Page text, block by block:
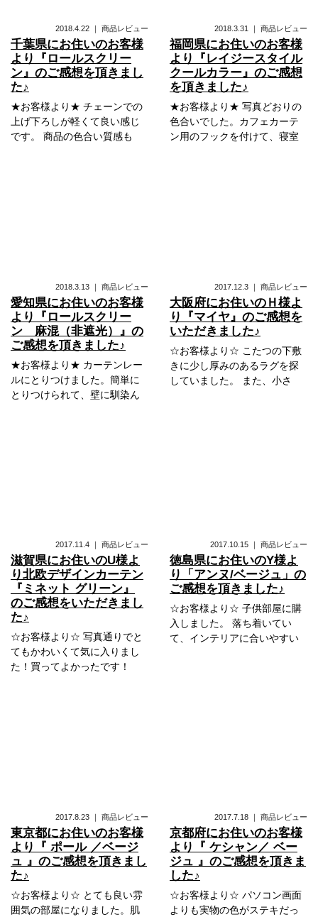
2018.4.22 ｜ 商品レビュー
千葉県にお住いのお客様
より『ロールスクリー
ン』のご感想を頂きまし
た♪
★お客様より★ チェーンでの
上げ下ろしが軽くて良い感じ
です。 商品の色合い質感も
2018.3.31 ｜ 商品レビュー
福岡県にお住いのお客様
より『レイジースタイル
クールカラー』のご感想
を頂きました♪
★お客様より★ 写真どおりの
色合いでした。カフェカーテ
ン用のフックを付けて、寝室
2018.3.13 ｜ 商品レビュー
愛知県にお住いのお客様
より『ロールスクリー
ン 麻混（非遮光）』の
ご感想を頂きました♪
★お客様より★ カーテンレー
ルにとりつけました。簡単に
とりつけられて、壁に馴染ん
2017.12.3 ｜ 商品レビュー
大阪府にお住いのＨ様よ
り『マイヤ』のご感想を
いただきました♪
☆お客様より☆ こたつの下敷
きに少し厚みのあるラグを探
していました。 また、小さ
2017.11.4 ｜ 商品レビュー
滋賀県にお住いのU様よ
り北欧デザインカーテン
『ミネット グリーン』
のご感想をいただきまし
た♪
☆お客様より☆ 写真通りでと
てもかわいくて気に入りまし
た！買ってよかったです！
2017.10.15 ｜ 商品レビュー
徳島県にお住いのY様よ
り「アンヌ/ベージュ」の
ご感想を頂きました♪
☆お客様より☆ 子供部屋に購
入しました。 落ち着いてい
て、インテリアに合いやすい
2017.8.23 ｜ 商品レビュー
東京都にお住いのお客様
より『 ポール ／ベージ
ュ 』のご感想を頂きまし
た♪
☆お客様より☆ とても良い雰
囲気の部屋になりました。肌
2017.7.18 ｜ 商品レビュー
京都府にお住いのお客様
より『 ケシャン／ ベー
ジュ 』のご感想を頂きま
した♪
☆お客様より☆ パソコン画面
よりも実物の色がステキだっ